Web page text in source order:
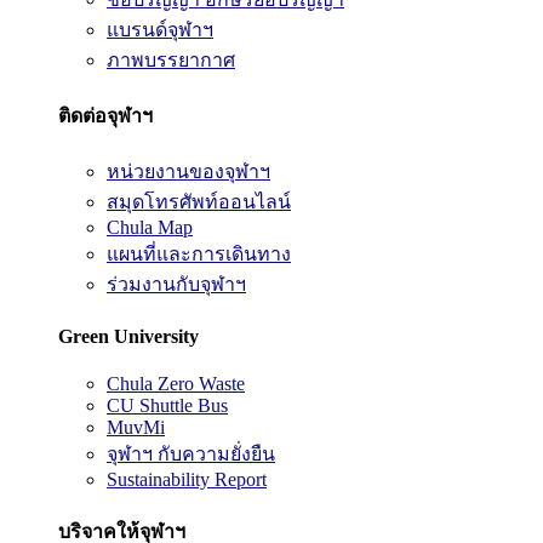
แบรนด์จุฬาฯ
ภาพบรรยากาศ
ติดต่อจุฬาฯ
หน่วยงานของจุฬาฯ
สมุดโทรศัพท์ออนไลน์
Chula Map
แผนที่และการเดินทาง
ร่วมงานกับจุฬาฯ
Green University
Chula Zero Waste
CU Shuttle Bus
MuvMi
จุฬาฯ กับความยั่งยืน
Sustainability Report
บริจาคให้จุฬาฯ